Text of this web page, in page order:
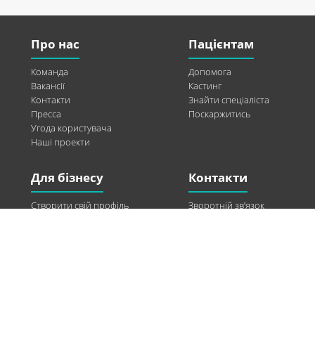
Про нас
Команда
Вакансії
Контакти
Пресса
Угода користувача
Наші проекти
Пацієнтам
Допомога
Кастинг
Знайти спеціаліста
Поскаржитись
Для бізнесу
Створити свій профіль
Контакти
Зворотній зв’язок